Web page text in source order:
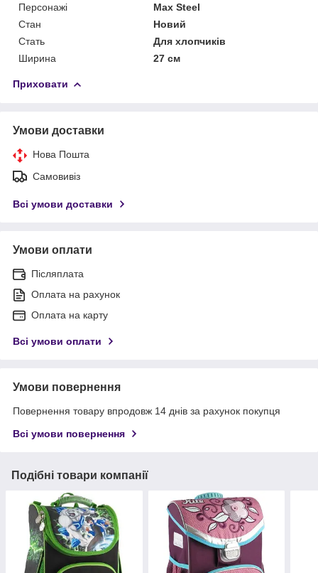
Персонажі
Max Steel
Стан
Новий
Стать
Для хлопчиків
Ширина
27 см
Приховати
Умови доставки
Нова Пошта
Самовивіз
Всі умови доставки
Умови оплати
Післяплата
Оплата на рахунок
Оплата на карту
Всі умови оплати
Умови повернення
Повернення товару впродовж 14 днів за рахунок покупця
Всі умови повернення
Подібні товари компанії